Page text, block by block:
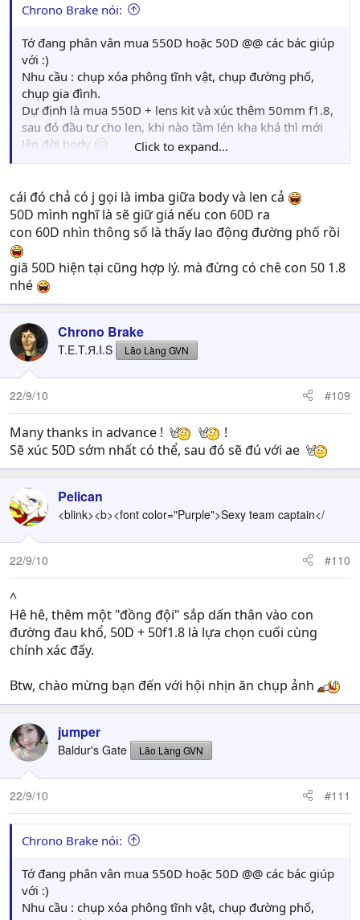
Chrono Brake nói:
Tớ đang phân vân mua 550D hoặc 50D @@ các bác giúp
với :)
Nhu cầu : chụp xóa phông tĩnh vật, chụp đường phố,
chụp gia đình.
Dự định là mua 550D + lens kit và xúc thêm 50mm f1.8,
sau đó đầu tư cho len, khi nào tầm lén kha khá thì mới
lên đời body
Hoặc là 50D + 50mm f1.8 thôi (mà cái này hơi imba
Click to expand...
cái đó chả có j gọi là imba giữa body và len cả
50D mình nghĩ là sẽ giữ giá nếu con 60D ra
con 60D nhìn thông số là thấy lao động đường phố rồi
giã 50D hiện tại cũng hợp lý. mà đừng có chê con 50 1.8
nhé
Chrono Brake
T.E.T.Я.I.S Lão Làng GVN
22/9/10 #109
Many thanks in advance !
!
Sẽ xúc 50D sớm nhất có thể, sau đó sẽ đú với ae
Pelican
<blink><b><font color="Purple">Sexy team captain</
22/9/10 #110
^
Hê hê, thêm một "đồng đội" sắp dấn thân vào con
đường đau khổ, 50D + 50f1.8 là lựa chọn cuối cùng
chính xác đấy.
Btw, chào mừng bạn đến với hội nhịn ăn chụp ảnh
jumper
Baldur's Gate Lão Làng GVN
22/9/10 #111
Chrono Brake nói:
Tớ đang phân vân mua 550D hoặc 50D @@ các bác giúp
với :)
Nhu cầu : chụp xóa phông tĩnh vật, chụp đường phố,